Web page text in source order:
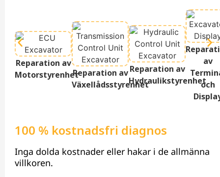
Reparation av
MotorstyrenhetReparation av
Växellådsstyrenhet
Reparation av
Hydraulikstyrenhet
av
och
100 % kostnadsfri diagnos
Inga dolda kostnader eller hakar i de allmänna
villkoren.